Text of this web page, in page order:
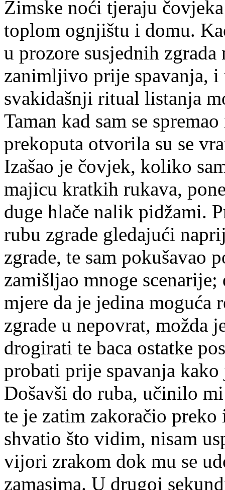
Zimske noći tjeraju
toplom ognjištu i domu.
u prozore susjednih
zanimljivo prije spavanja,
svakidašnji ritual listanja
Taman kad sam se
prekoputa otvorila su se
Izašao je čovjek, koliko
majicu kratkih rukava,
duge hlače nalik pidžami.
rubu zgrade gledajući
zgrade, te sam pokušavao
zamišljao mnoge scenarije;
mjere da je jedina moguća
zgrade u nepovrat, možda
drogirati te baca ostatke
probati prije spavanja
Došavši do ruba, učinilo
te je zatim zakoračio
shvatio što vidim, nisam
vijori zrakom dok mu se
zamasima. U drugoj